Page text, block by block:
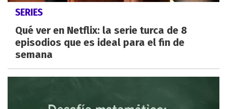
SERIES
Qué ver en Netflix: la serie turca de 8
episodios que es ideal para el fin de
semana